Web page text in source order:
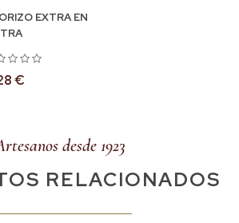
EXTRA EN
€
desde 1923
RELACIONADOS